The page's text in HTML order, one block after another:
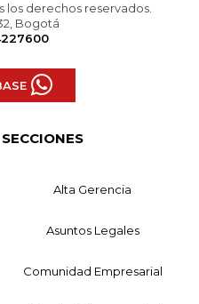
los derechos reservados.
Bogotá
Alta Gerencia
Asuntos Legales
Comunidad Empresarial